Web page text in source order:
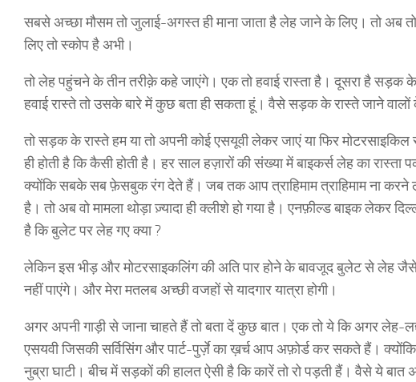
सबसे अच्छा मौसम तो जुलाई-अगस्त ही माना जाता है लेह जाने के लिए। तो अब
लिए तो स्कोप है अभी।
तो लेह पहुंचने के तीन तरीक़े कहे जाएंगे। एक तो हवाई रास्ता है। दूसरा है सड़क के
हवाई रास्ते तो उसके बारे में कुछ बता ही सकता हूं। वैसे सड़क के रास्ते जाने वालों
तो सड़क के रास्ते हम या तो अपनी कोई एसयूवी लेकर जाएं या फिर
ही होती है कि कैसी होती है। हर साल हज़ारों की संख्या में बाइकर्स लेह का
क्योंकि सबके सब फ़ेसबुक रंग देते हैं। जब तक आप त्राहिमाम त्राहिमाम ना करने
है। तो अब वो मामला थोड़ा ज़्यादा ही क्लीशे हो गया है। एनफ़ील्ड बाइक लेकर
है कि बुलेट पर लेह गए क्या ?
लेकिन इस भीड़ और मोटरसाइकलिंग की अति पार होने के बावजूद बुलेट से लेह
नहीं पाएंगे। और मेरा मतलब अच्छी वजहों से यादगार यात्रा होगी।
अगर अपनी गाड़ी से जाना चाहते हैं तो बता दें कुछ बात। एक तो ये कि अगर लेह-
एसयवी जिसकी सर्विसिंग और पार्ट-पुर्ज़े का ख़र्च आप अफ़ोर्ड कर सकते हैं। क्योंकि
नुब्रा घाटी। बीच में सड़कों की हालत ऐसी है कि कारें तो रो पड़ती हैं। वैसे ये